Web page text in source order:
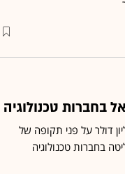
ההשקעות, אלרון ורפאל צפויות להעמיד עד 300 מיליון דולר על פני תקופה של
בחברות טכנולוגיה